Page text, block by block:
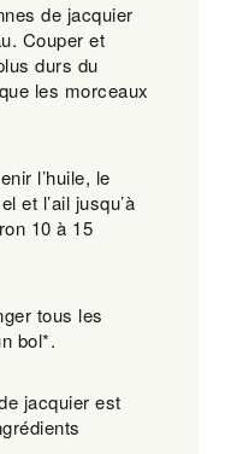
de jacquier
Couper et
durs du
les morceaux
l’huile, le
et l’ail jusqu’à
10 à 15
tous les
bol*.
jacquier est